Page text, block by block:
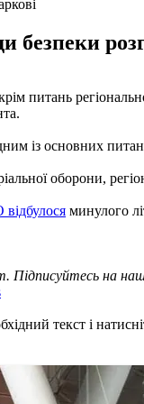
безпеки
питань
із основних
оборони,
відбулося минулого
Підписуйтесь на
текст і